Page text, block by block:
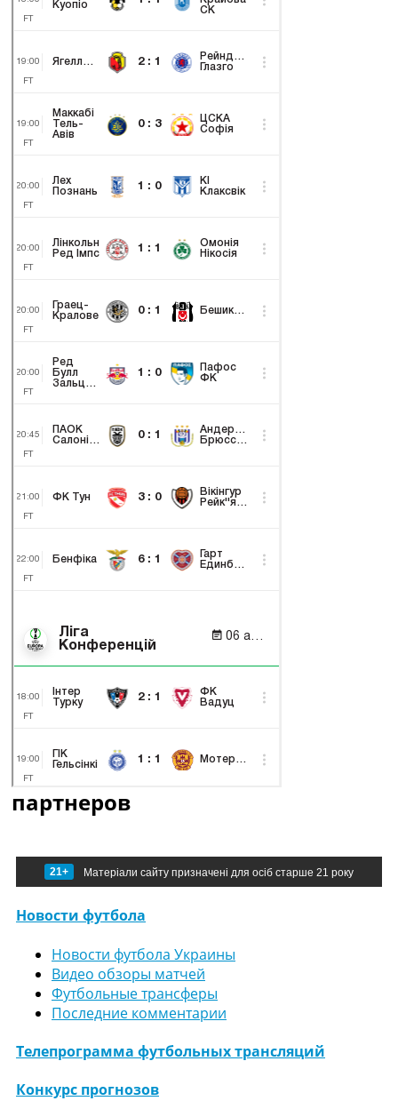
партнеров
21+ Матеріали сайту призначені для осіб старше 21 року
Новости футбола
Новости футбола Украины
Видео обзоры матчей
Футбольные трансферы
Последние комментарии
Телепрограмма футбольных трансляций
Конкурс прогнозов